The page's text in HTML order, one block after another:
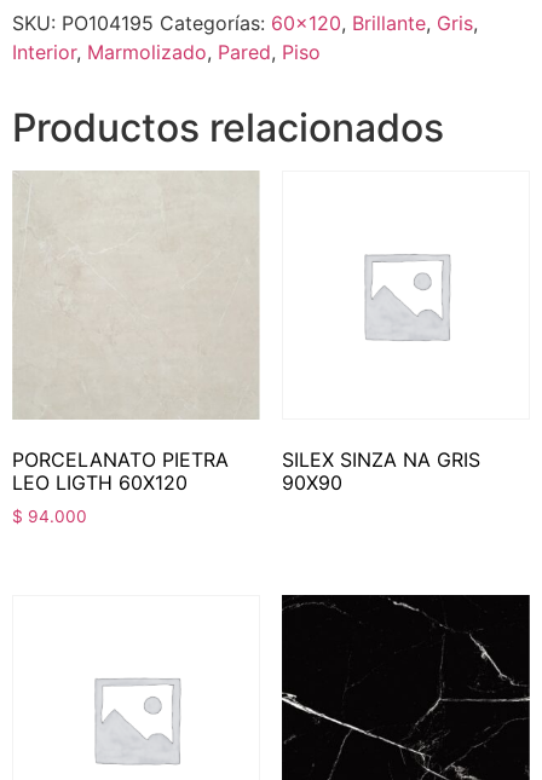
SKU: PO104195 Categorías: 60x120, Brillante, Gris,
Interior, Marmolizado, Pared, Piso
Productos relacionados
PORCELANATO PIETRA
LEO LIGTH 60X120
$ 94.000
SILEX SINZA NA GRIS
90X90